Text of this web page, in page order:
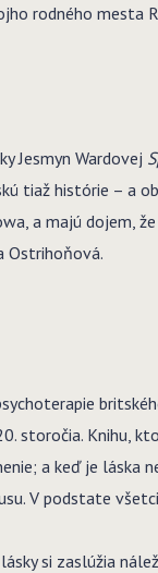
rodného mesta
Jesmyn Wardovej
tiaž histórie – a
a majú dojem,
Ostrihoňová.
storočia. Knihu,
a keď je láska
V podstate
si zaslúžia